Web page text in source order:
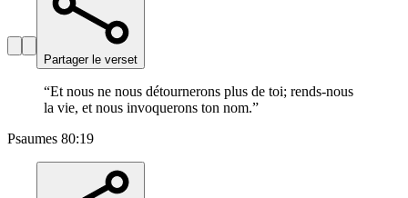
Partager le verset
“Et nous ne nous détournerons plus de toi; rends-nous
la vie, et nous invoquerons ton nom.”
Psaumes 80:19